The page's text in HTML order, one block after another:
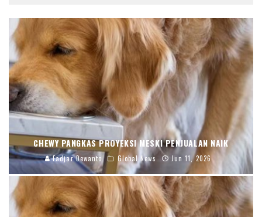
CHEWY PANGKAS PROYEKSI MESKI PENJUALAN NAIK
Fadjar Dewanto Global News Jun 11, 2026